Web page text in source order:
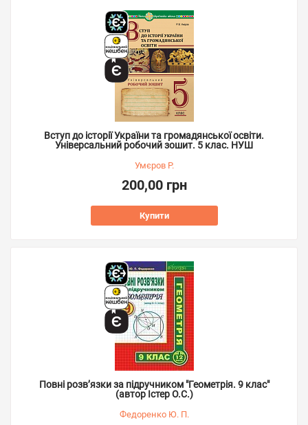
Вступ до історії України та громадянської освіти.
Універсальний робочий зошит. 5 клас. НУШ
Умєров Р.
200,00 грн
Купити
Повні розв’язки за підручником "Геометрія. 9 клас"
(автор Істер О.С.)
Федоренко Ю. П.